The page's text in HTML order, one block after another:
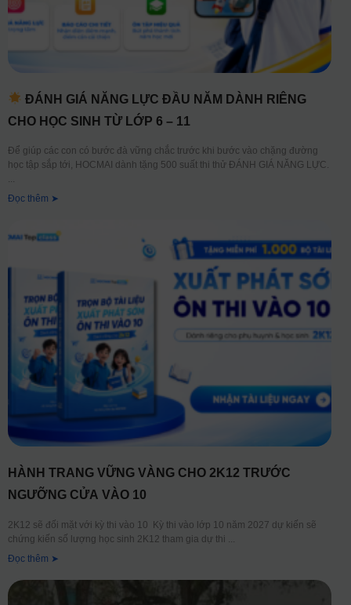
ĐÁNH GIÁ NĂNG LỰC ĐẦU NĂM DÀNH RIÊNG
CHO HỌC SINH TỪ LỚP 6 – 11
Để giúp các con có bước đà vững chắc trước khi bước vào chặng đường
học tập sắp tới, HOCMAI dành tặng 500 suất thi thử ĐÁNH GIÁ NĂNG LỰC.
Đọc thêm ➤
HÀNH TRANG VỮNG VÀNG CHO 2K12 TRƯỚC
NGƯỠNG CỬA VÀO 10
2K12 sẽ đối mặt với kỳ thi vào 10 Kỳ thi vào lớp 10 năm 2027 dự kiến sẽ
chứng kiến số lượng học sinh 2K12 tham gia dự thi
Đọc thêm ➤